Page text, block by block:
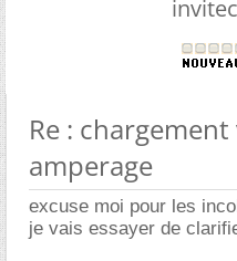
Re :
amperage
excuse moi pour les
je vais essayer de